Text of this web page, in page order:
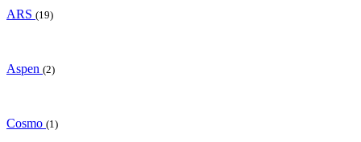
ARS (19)
Aspen (2)
Cosmo (1)